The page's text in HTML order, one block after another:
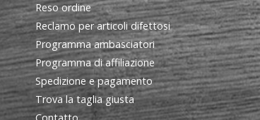
Reso ordine
Reclamo per articoli difettosi
Programma ambasciatori
Programma di affiliazione
Spedizione e pagamento
Trova la taglia giusta